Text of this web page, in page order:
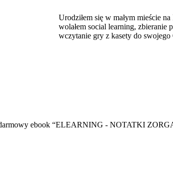
Urodziłem się w małym mieście
wolałem social learning, zbieranie
wczytanie gry z kasety do swojego
darmowy ebook “ELEARNING - NOTATKI